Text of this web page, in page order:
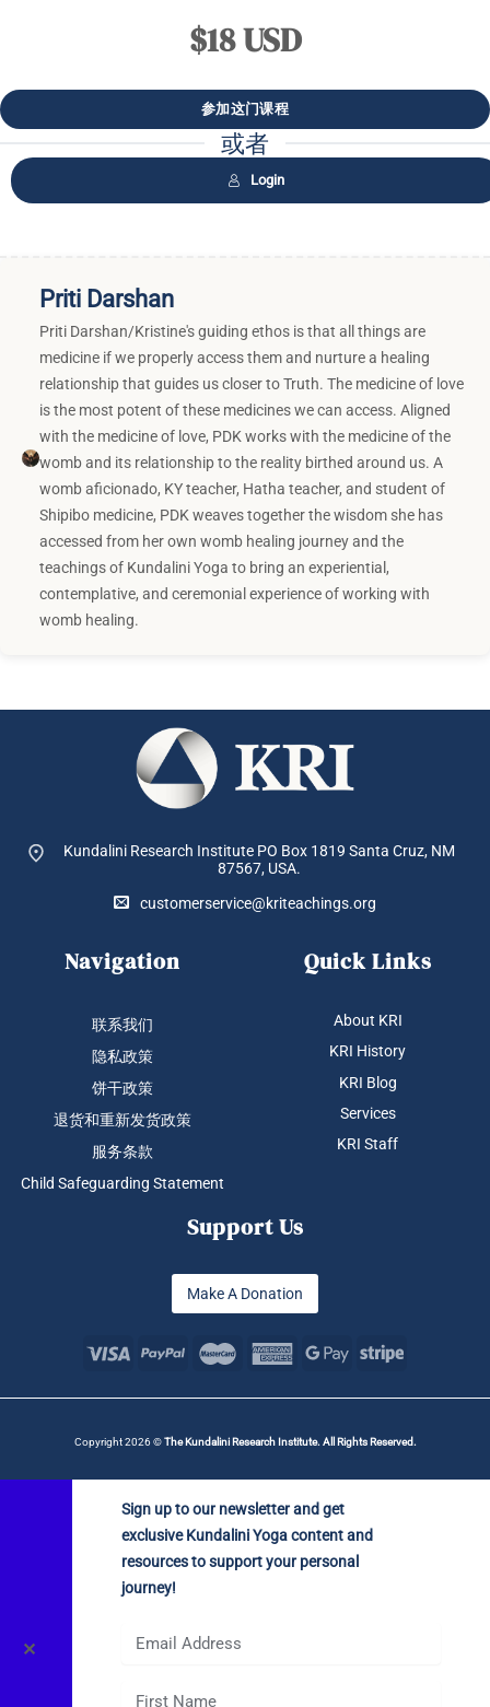
$18 USD
或者
Login
Priti Darshan
Priti Darshan/Kristine's guiding ethos is that all things are
medicine if we properly access them and nurture a healing
relationship that guides us closer to Truth. The medicine of love
is the most potent of these medicines we can access. Aligned
with the medicine of love, PDK works with the medicine of the
womb and its relationship to the reality birthed around us. A
womb aficionado, KY teacher, Hatha teacher, and student of
Shipibo medicine, PDK weaves together the wisdom she has
accessed from her own womb healing journey and the
teachings of Kundalini Yoga to bring an experiential,
contemplative, and ceremonial experience of working with
womb healing.
Kundalini Research Institute PO Box 1819 Santa Cruz, NM
87567, USA.
customerservice@kriteachings.org
Navigation
联系我们
隐私政策
饼干政策
退货和重新发货政策
服务条款
Child Safeguarding Statement
Quick Links
About KRI
KRI History
KRI Blog
Services
KRI Staff
Support Us
Make A Donation
Copyright 2026 ©The Kundalini Research Institute. All Rights Reserved.
✕
Sign up to our newsletter and get
exclusive Kundalini Yoga content and
resources to support your personal
journey!